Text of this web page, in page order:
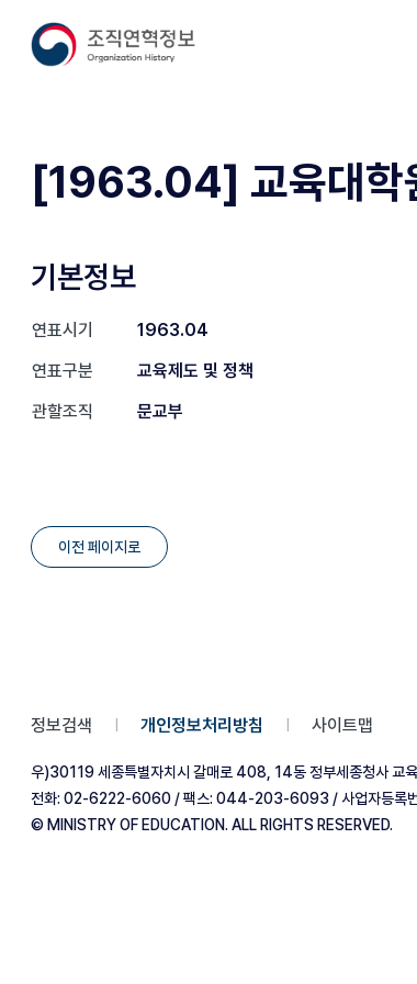
[1963.04] 교육대학
기본정보
연표시기
1963.04
연표구분
교육제도 및 정책
관할조직
문교부
이전 페이지로
정보검색 개인정보처리방침 사이트맵
우)30119 세종특별자치시 갈매로 408, 14동 정부세종청사 교
전화: 02-6222-6060 / 팩스: 044-203-6093 / 사업자등록
© MINISTRY OF EDUCATION. ALL RIGHTS RESERVED.